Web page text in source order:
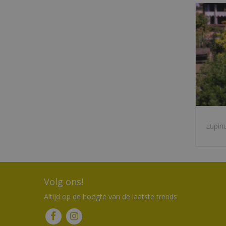
Volg ons!
Altijd op de hoogte van de laatste trends